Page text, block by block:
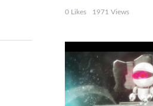
0 Likes 1971 Views